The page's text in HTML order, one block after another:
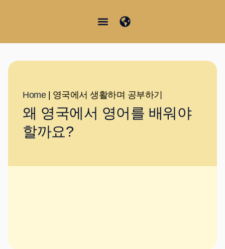
Home| 영국에서 생활하며 공부하기
왜 영국에서 영어를 배워야
할까요?